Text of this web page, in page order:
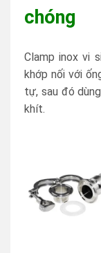
chóng
Clamp inox vi
khớp nối với
tự, sau đó
khít.